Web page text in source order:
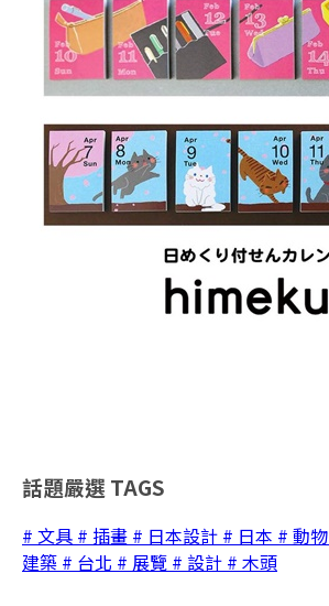
話題嚴選 TAGS
# 文具 # 插畫 # 日本設計 # 日本 # 動物
建築 # 台北 # 展覽 # 設計 # 木頭